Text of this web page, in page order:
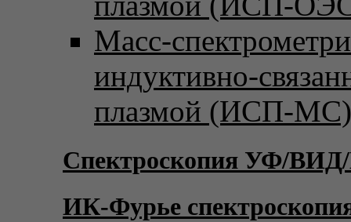
Масс-
индуктивно-
плазмой (ИСП-МС)
Спектроскопия УФ/
ИК-Фурье